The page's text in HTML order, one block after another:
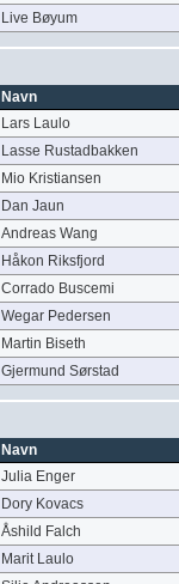
Live Bøyum
Navn
Lars Laulo
Lasse Rustadbakken
Mio Kristiansen
Dan Jaun
Andreas Wang
Håkon Riksfjord
Corrado Buscemi
Wegar Pedersen
Martin Biseth
Gjermund Sørstad
Navn
Julia Enger
Dory Kovacs
Åshild Falch
Marit Laulo